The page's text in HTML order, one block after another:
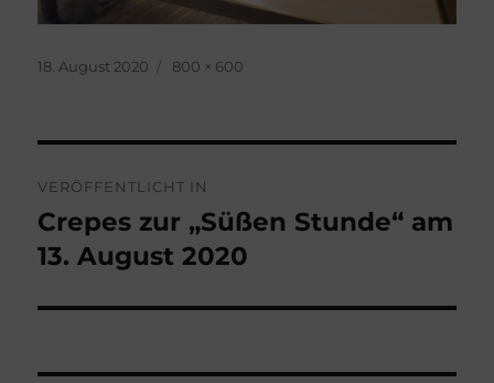
Veröffentlicht
18. August 2020 Originalgröße
800 × 600
VERÖFFENTLICHT IN
Crepes zur „Süßen Stunde“ am
13. August 2020